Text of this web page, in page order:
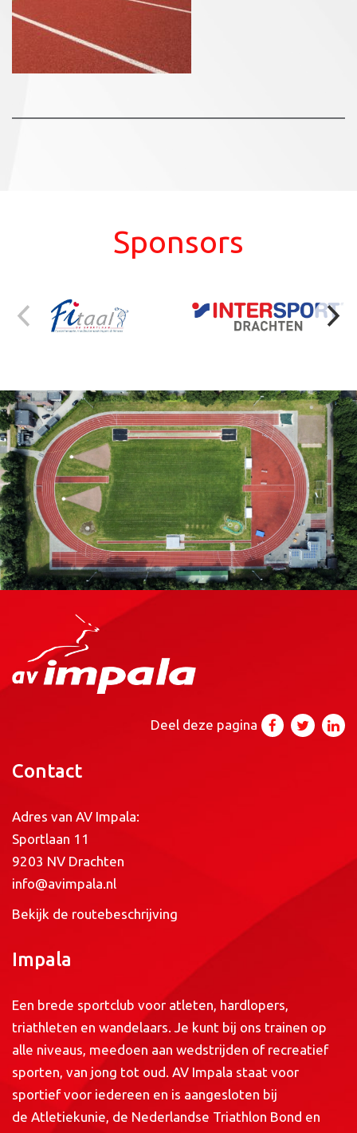
Sponsors
Deel deze pagina
Contact
Adres van AV Impala:
Sportlaan 11
9203 NV Drachten
info@avimpala.nl
Bekijk de routebeschrijving
Impala
Een brede sportclub voor atleten, hardlopers,
triathleten en wandelaars. Je kunt bij ons trainen op
alle niveaus, meedoen aan wedstrijden of recreatief
sporten, van jong tot oud. AV Impala staat voor
sportief voor iedereen en is aangesloten bij
de Atletiekunie, de Nederlandse Triathlon Bond en